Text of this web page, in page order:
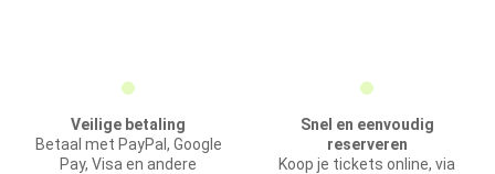
Veilige betaling
Betaal met PayPal, Google
Pay, Visa en andere
Snel en eenvoudig
reserveren
Koop je tickets online, via